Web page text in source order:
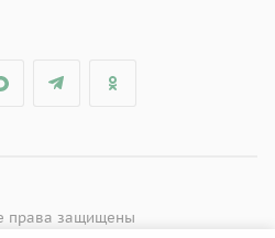
права защищены